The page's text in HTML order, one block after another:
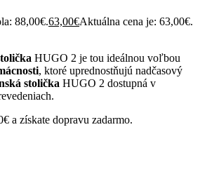
88,00€.63,00€Aktuálna cena je: 63,00€.
HUGO 2 je tou ideálnou voľbou
, ktoré uprednostňujú nadčasový
stolička HUGO 2 dostupná v
€ a získate dopravu zadarmo.